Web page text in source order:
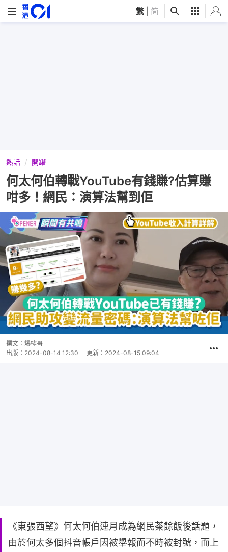
繁 简
熱話 開罐
何太何伯轉戰YouTube有錢賺?估算賺
咁多！網民：演算法幫到佢
撰文： 爆檸哥
出版： 2024-08-14 12:30 更新： 2024-08-15 09:04
《東張西望》何太何伯連月成為網民茶餘飯後話題，
由於何太多個抖音帳戶因被舉報而不時被封號，而上